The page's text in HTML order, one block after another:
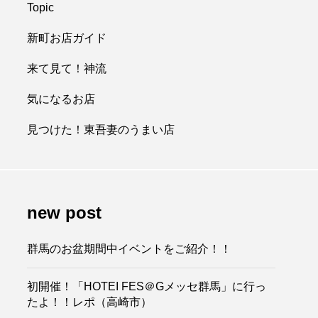
Topic
新町お店ガイド
来て見て！神流
気になるお店
見つけた！東吾妻のうまい店
new post
群馬のお盆期間中イベントをご紹介！！
初開催！「HOTEI FES＠Gメッセ群馬」に行っ
たよ！！レポ（高崎市）